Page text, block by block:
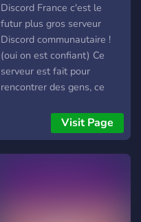
Discord France c'est le
futur plus gros serveur
Discord communautaire !
(oui on est confiant) Ce
serveur est fait pour
rencontrer des gens, ce
des partenaires de jeux ! ?
Le serveur viens d'ouvrir ! ⭐
Des catégories et rôles en
Visit Page